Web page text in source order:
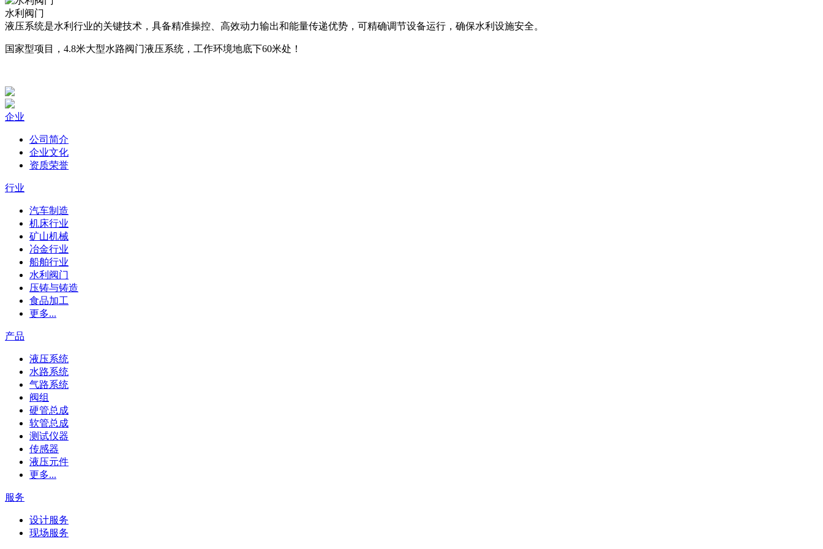
水利阀门
液压系统是水利行业的关键技术，具备精准操控、高效动力输出和能量传递优势，可精确调节设备运行，确保水利设施安全。
国家型项目，4.8米大型水路阀门液压系统，工作环境地底下60米处！
企业
公司简介
企业文化
资质荣誉
行业
汽车制造
机床行业
矿山机械
冶金行业
船舶行业
水利阀门
压铸与铸造
食品加工
更多...
产品
液压系统
水路系统
气路系统
阀组
硬管总成
软管总成
测试仪器
传感器
液压元件
更多...
服务
设计服务
现场服务